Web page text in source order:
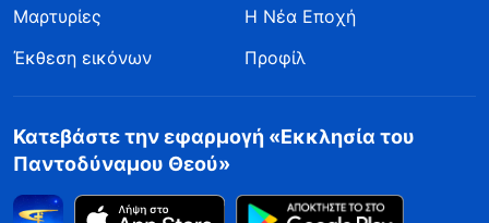
Μαρτυρίες
Η Νέα Εποχή
Έκθεση εικόνων
Προφίλ
Κατεβάστε την εφαρμογή «Εκκλησία του
Παντοδύναμου Θεού»